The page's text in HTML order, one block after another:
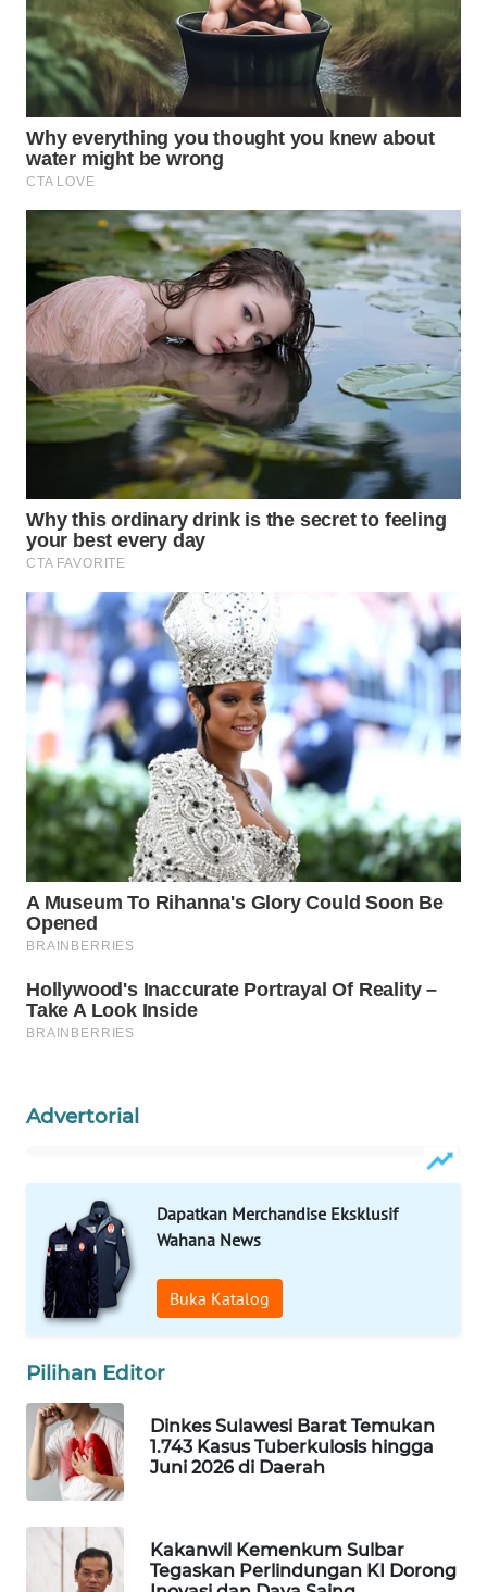
Advertorial
Dapatkan Merchandise Eksklusif
Wahana News
Buka Katalog
Pilihan Editor
Dinkes Sulawesi Barat Temukan
1.743 Kasus Tuberkulosis hingga
Juni 2026 di Daerah
Kakanwil Kemenkum Sulbar
Tegaskan Perlindungan KI Dorong
WAHANANEWS
CO ID
WAHANANEWS
WAHANA
SPORT
WAHANA
UMKM
WAHANA
SELEB
WAHANA
PERSONA
WAHANA
OTOMOTIF
HEALTH
WAHANA
DESA
WISATA
LAPAK
WAHANA
Wahana
Network
KONSUMEN
LISTRIK
MASYARAKAT
KELISTRIKAN
ID
MARTABAT
NET
PLN
MKLI
LPKKI
LKKI
KOPEKLIN